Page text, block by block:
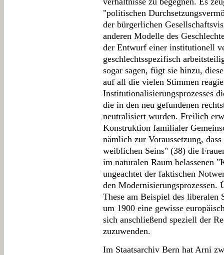
"politischen
der bürgerlichen
anderen Modelle des
der Entwurf einer institutionell
geschlechtsspezifisch
sogar sagen, fügt sie hinzu,
auf all die vielen Stimmen
Institutionalisierungsprozesses
die in den neu gefundenen
neutralisiert wurden. Freilich
Konstruktion familialer
nämlich zur Voraussetzung,
weiblichen Seins" (38) die
im naturalen Raum belassenen
ungeachtet der faktischen
den Modernisierungsprozessen.
These am Beispiel des liberalen
um 1900 eine gewisse
sich anschließend speziell der
zuzuwenden.
Im Staatsarchiv Bern hat Arni